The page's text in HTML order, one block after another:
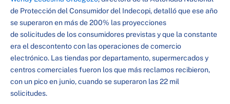
de Protección del Consumidor del Indecopi, detalló que ese año
se superaron en más de 200% las proyecciones
de solicitudes de los consumidores previstas y que la constante
era el descontento con las operaciones de comercio
electrónico. Las tiendas por departamento, supermercados y
centros comerciales fueron los que más reclamos recibieron,
con un pico en junio, cuando se superaron las 22 mil
solicitudes.